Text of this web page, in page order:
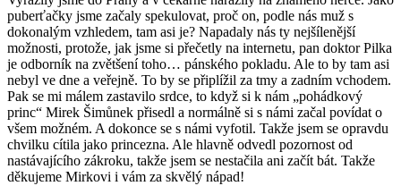
puberťačky jsme začaly spekulovat, proč on, podle nás muž s
dokonalým vzhledem, tam asi je? Napadaly nás ty nejšílenější
možnosti, protože, jak jsme si přečetly na internetu, pan doktor Pilka
je odborník na zvětšení toho… pánského pokladu. Ale to by tam asi
nebyl ve dne a veřejně. To by se připlížil za tmy a zadním vchodem.
Pak se mi málem zastavilo srdce, to když si k nám „pohádkový
princ“ Mirek Šimůnek přisedl a normálně si s námi začal povídat o
všem možném. A dokonce se s námi vyfotil. Takže jsem se opravdu
chvilku cítila jako princezna. Ale hlavně odvedl pozornost od
nastávajícího zákroku, takže jsem se nestačila ani začít bát. Takže
děkujeme Mirkovi i vám za skvělý nápad!